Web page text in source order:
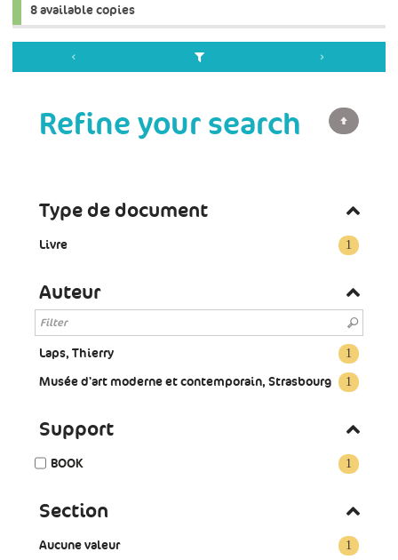
8 available copies
Refine your search
Type de document
1
Livre
Auteur
1
Laps, Thierry
1
Musée d'art moderne et contemporain, Strasbourg
Support
1
BOOK
Section
1
Aucune valeur